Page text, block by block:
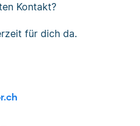
Kontakt?
für dich da.